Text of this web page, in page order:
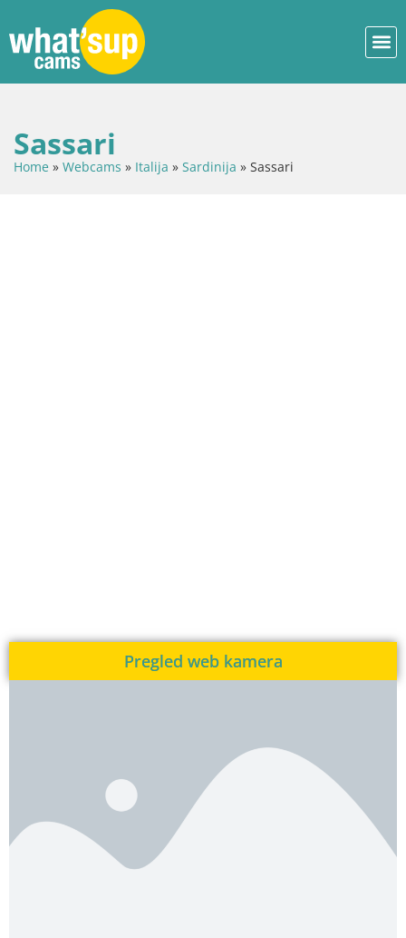
Sassari
Home » Webcams » Italija » Sardinija » Sassari
Pregled web kamera